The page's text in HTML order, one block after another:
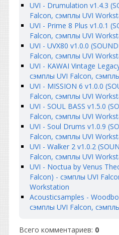
UVI - Drumulation v1.4.3
Falcon, сэмплы UVI
UVI - Prime 8 Plus v1.0.1
Falcon, сэмплы UVI
UVI - UVX80 v1.0.0
Falcon, сэмплы UVI
UVI - KAWAI Vintage
сэмплы UVI Falcon,
UVI - MISSION 6 v1.0.0
Falcon, сэмплы UVI
UVI - SOUL BASS v1.5.0
Falcon, сэмплы UVI
UVI - Soul Drums v1.0.9
Falcon, сэмплы UVI
UVI - Walker 2 v1.0.2
Falcon, сэмплы UVI
UVI - Noctua by Venus
Falcon) - сэмплы UVI
Workstation
Acousticsamples -
сэмплы UVI Falcon,
Всего комментариев: 0